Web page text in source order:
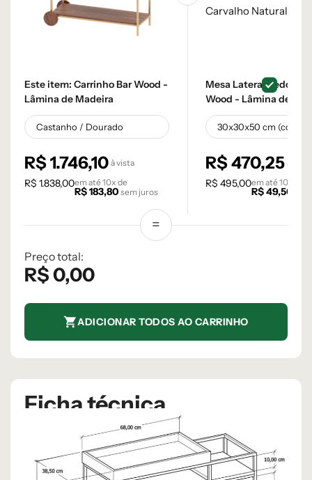
Este item: Carrinho Bar Wood -
Lâmina de Madeira
R$1.746,10 à vista
R$ 1.838,00em até10x de
R$183,80 sem juros
Mesa Lateral Redonda
Wood - Lâmina de
Carvalho Natural
R$470,25 à vista
R$ 495,00em até10
R$49,50
Preço total:
R$0,00
ADICIONAR TODOS AO CARRINHO
Ficha técnica